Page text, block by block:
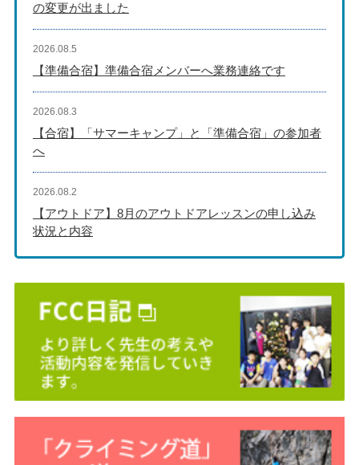
の変更が出ました
【準備合宿】準備合宿メンバーへ業務連絡です
2026.08.5
【合宿】「サマーキャンプ」と「準備合宿」の参加者
へ
2026.08.3
【アウトドア】8月のアウトドアレッスンの申し込み
状況と内容
2026.08.2